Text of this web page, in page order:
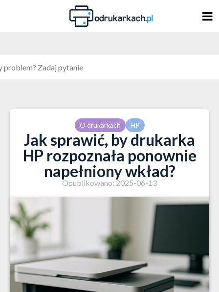
O drukarkach HP
Jak sprawić, by drukarka
HP rozpoznała ponownie
napełniony wkład?
Opublikowano: 2025-06-13